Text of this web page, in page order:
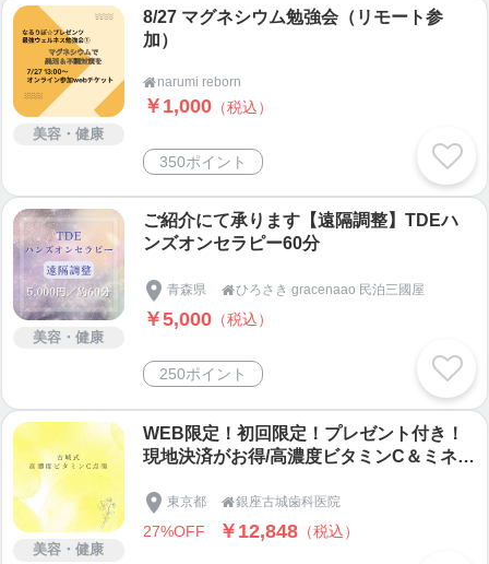
美容・健康
8/27 マグネシウム勉強会（リモート参
加）
narumi reborn
￥1,000 （税込）
350ポイント
美容・健康
ご紹介にて承ります【遠隔調整】TDEハ
ンズオンセラピー60分
青森県 ひろさき gracenaao 民泊三國屋
￥5,000 （税込）
250ポイント
美容・健康
WEB限定！初回限定！プレゼント付き！
現地決済がお得/高濃度ビタミンC＆ミネラ
力アップ/口内炎や歯周病の改善も！
東京都 銀座古城歯科医院
27%OFF ￥12,848 （税込）